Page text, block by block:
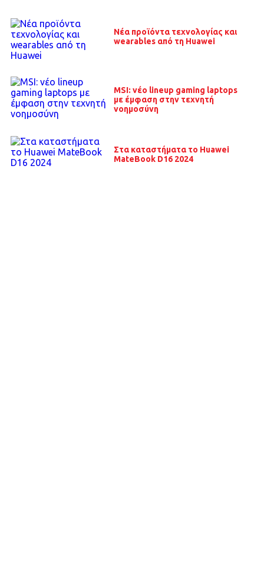
Nέα προϊόντα τεχνολογίας και
wearables από τη Huawei
MSI: νέο lineup gaming laptops
με έμφαση στην τεχνητή
νοημοσύνη
Στα καταστήματα το Huawei
MateBook D16 2024